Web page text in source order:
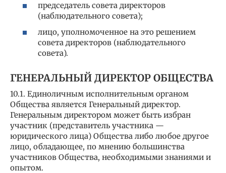
председатель совета директоров
(наблюдательного совета);
лицо, уполномоченное на это решением
совета директоров (наблюдательного
совета).
ГЕНЕРАЛЬНЫЙ ДИРЕКТОР ОБЩЕСТВА
10.1. Единоличным исполнительным органом
Общества является Генеральный директор.
Генеральным директором может быть избран
участник (представитель участника —
юридического лица) Общества либо любое другое
лицо, обладающее, по мнению большинства
участников Общества, необходимыми знаниями и
опытом.